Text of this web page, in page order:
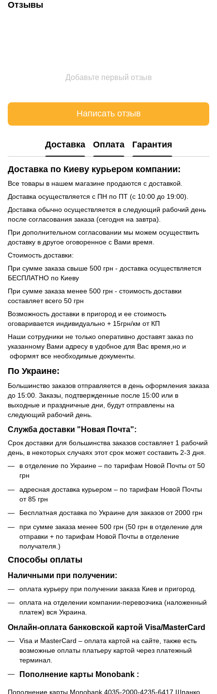
Отзывы
Добавьте первый отзыв
Написать отзыв
Доставка Оплата Гарантия
Доставка по Киеву курьером компании:
Все товары в нашем магазине продаются с доставкой.
Доставка осуществляется с ПН по ПТ (с 10:00 до 19:00).
Доставка обычно осуществляется в следующий рабочий день
после согласования заказа (сегодня на завтра).
При дополнительном согласовании мы можем осуществить
доставку в другое оговоренное с Вами время.
Стоимость доставки:
При сумме заказа свыше 500 грн - доставка осуществляется
БЕСПЛАТНО по Киеву
При сумме заказа менее 500 грн - стоимость доставки
составляет всего 50 грн
Возможность доставки в пригород и ее стоимость
оговаривается индивидуально + 15грн/км от КП
Наши сотрудники не только оперативно доставят заказ по
указанному Вами адресу в удобное для Вас время,но и
оформят все необходимые документы.
По Украине:
Большинство заказов отправляется в день оформления заказа
до 15:00. Заказы, подтвержденные после 15:00 или в
выходные и праздничные дни, будут отправлены на
следующий рабочий день.
Служба доставки "Новая Почта":
Срок доставки для большинства заказов составляет 1 рабочий
день, в некоторых случаях этот срок может составить 2-3 дня.
в отделение по Украине – по тарифам Новой Почты от 50
грн
адресная доставка курьером – по тарифам Новой Почты
от 85 грн
Бесплатная доставка по Украине для заказов от 2000 грн
при сумме заказа менее 500 грн (50 грн в отделение для
отправки + по тарифам Новой Почты в отделение
получателя.)
Способы оплаты
Наличными при получении:
оплата курьеру при получении заказа Киев и пригород.
оплата на отделении компании-перевозчика (наложенный
платеж) вся Украина.
Онлайн-оплата банковской картой Visa/MasterCard
Visa и MasterCard – оплата картой на сайте, также есть
возможные оплаты платьеру картой через платежный
терминал.
Пополнение карты Monobank :
Пополнение карты Monobank 4035-2000-4235-6417 Шпанко